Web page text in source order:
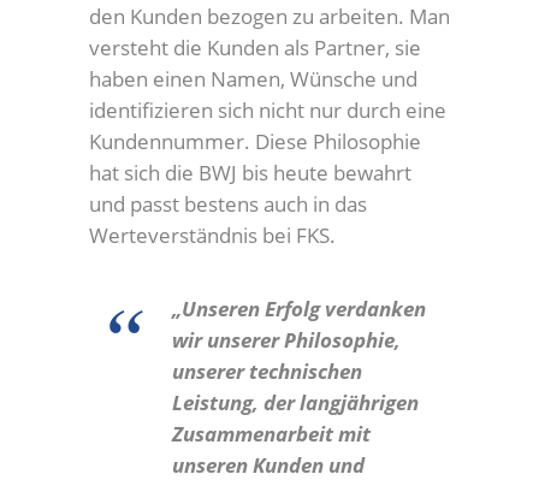
den Kunden bezogen zu arbeiten. Man
versteht die Kunden als Partner, sie
haben einen Namen, Wünsche und
identifizieren sich nicht nur durch eine
Kundennummer. Diese Philosophie
hat sich die BWJ bis heute bewahrt
und passt bestens auch in das
Werteverständnis bei FKS.
„Unseren Erfolg verdanken
wir unserer Philosophie,
unserer technischen
Leistung, der langjährigen
Zusammenarbeit mit
unseren Kunden und